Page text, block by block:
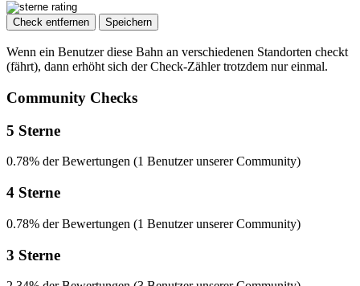
Check entfernen Speichern
Wenn ein Benutzer diese Bahn an verschiedenen Standorten checkt
(fährt), dann erhöht sich der Check-Zähler trotzdem nur einmal.
Community Checks
5 Sterne
0.78% der Bewertungen (1 Benutzer unserer Community)
4 Sterne
0.78% der Bewertungen (1 Benutzer unserer Community)
3 Sterne